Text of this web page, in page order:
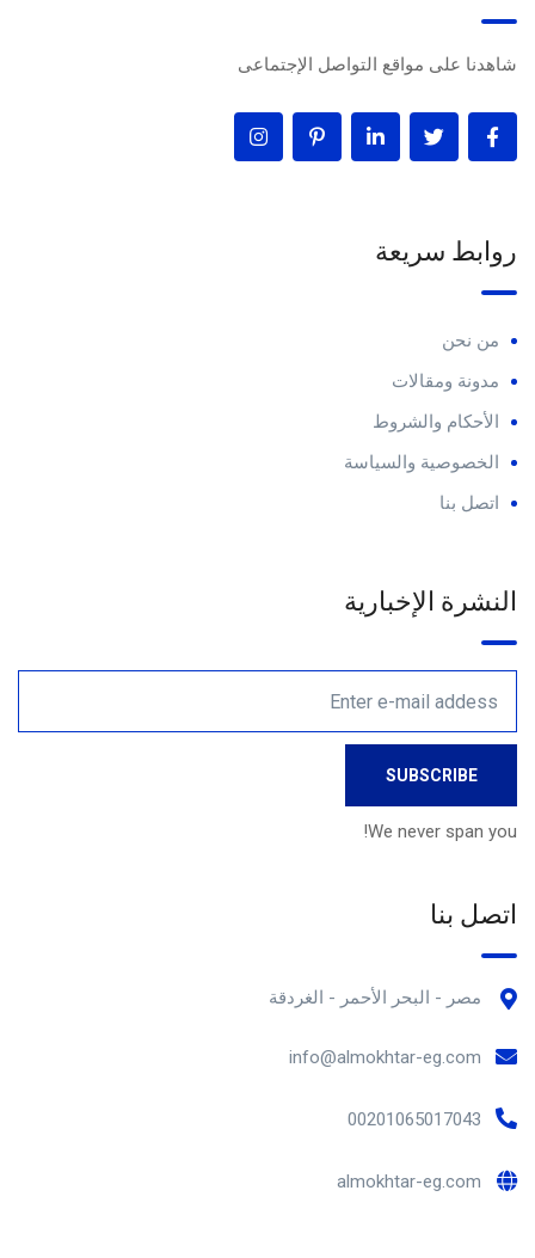
شاهدنا على مواقع التواصل الإجتماعى
روابط سريعة
من نحن
مدونة ومقالات
الأحكام والشروط
الخصوصية والسياسة
اتصل بنا
النشرة الإخبارية
We never span you!
اتصل بنا
مصر - البحر الأحمر - الغردقة
info@almokhtar-eg.com
00201065017043
almokhtar-eg.com